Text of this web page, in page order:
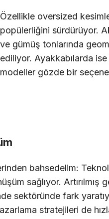
Özellikle oversized
popülerliğini sürdürüyor.
ve gümüş tonlarında
ediliyor. Ayakkabılarda
modeller gözde bir
bahsedelim:
sağlıyor. Artırılmış
sektöründe fark
stratejileri de